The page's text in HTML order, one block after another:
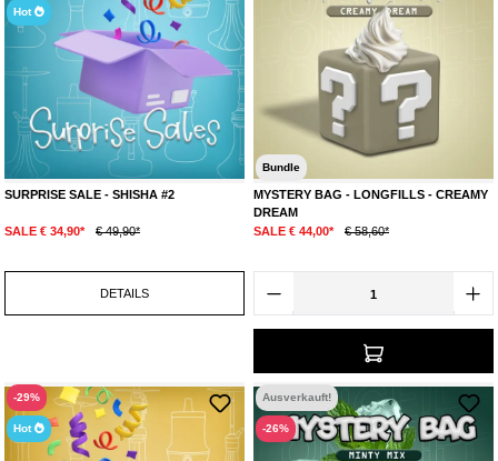
Hot
SURPRISE SALE - SHISHA #2
SALE € 34,90* € 49,90*
DETAILS
Bundle
MYSTERY BAG - LONGFILLS - CREAMY
DREAM
SALE € 44,00*
€ 58,60*
-29%
Hot
Ausverkauft!
-26%